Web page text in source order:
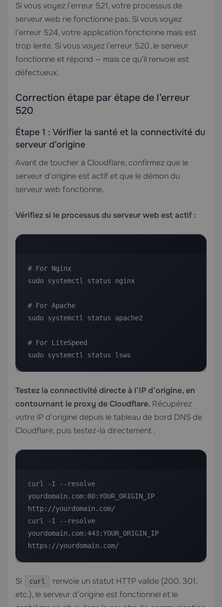
Si vous voyez l’erreur 521, votre processus de
serveur web ne fonctionne pas. Si vous voyez
l’erreur 524, votre application fonctionne mais est
trop lente. Si vous voyez l’erreur 520, le serveur
fonctionne et répond — mais ce qu’il renvoie est
défectueux.
Correction étape par étape de l’erreur
520
Étape 1 : Vérifier la santé et la connectivité du
serveur d’origine
Avant de toucher à Cloudflare, confirmez que le
serveur d’origine est actif et que le démon du
serveur web fonctionne.
Vérifiez si le processus du serveur web est actif :
# For Nginx
sudo systemctl status nginx
# For Apache
sudo systemctl status apache2
# For LiteSpeed
sudo systemctl status lsws
Testez la connectivité directe à l’IP d’origine, en
contournant le proxy de Cloudflare. Récupérez
votre IP d’origine depuis le tableau de bord DNS de
Cloudflare, puis testez-la directement :
curl -I --resolve
yourdomain.com:80:YOUR_ORIGIN_IP
http://yourdomain.com/
curl -I --resolve
yourdomain.com:443:YOUR_ORIGIN_IP
https://yourdomain.com/
Si curl
renvoie un statut HTTP valide (200, 301,
etc.), le serveur d’origine est fonctionnel et le